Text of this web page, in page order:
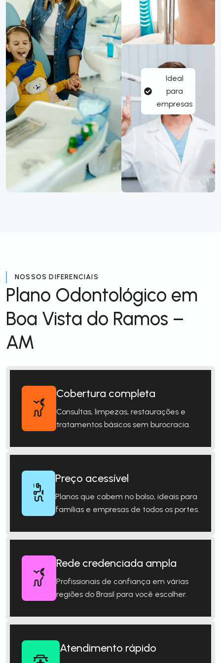
Ideal
para
empresas
NOSSOS DIFERENCIAIS
Plano Odontológico em
Boa Vista do Ramos –
AM
Cobertura completa
Consultas, limpezas, restaurações e
tratamentos básicos sem burocracia.
Preço acessível
Planos que cabem no bolso, ideais para
famílias e empresas de todos os portes.
Rede credenciada ampla
Profissionais de confiança em várias
regiões do Brasil para você escolher.
Atendimento rápido